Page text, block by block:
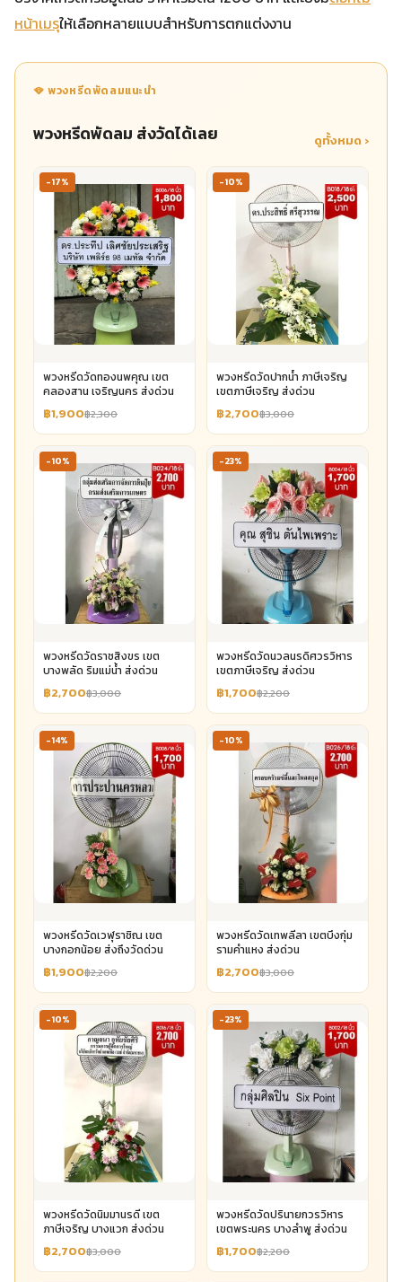
หน้าเมรุให้เลือกหลายแบบสำหรับการตกแต่งงาน
🪭 พวงหรีดพัดลมแนะนำ
พวงหรีดพัดลม ส่งวัดได้เลย ดูทั้งหมด ›
-17%
พวงหรีดวัดทองนพคุณ เขต
คลองสาน เจริญนคร ส่งด่วน
฿1,900฿2,300
-10%
พวงหรีดวัดปากน้ำ ภาษีเจริญ
เขตภาษีเจริญ ส่งด่วน
฿2,700฿3,000
-10%
พวงหรีดวัดราชสิงขร เขต
บางพลัด ริมแม่น้ำ ส่งด่วน
฿2,700฿3,000
-23%
พวงหรีดวัดนวลนรดิศวรวิหาร
เขตภาษีเจริญ ส่งด่วน
฿1,700฿2,200
-14%
พวงหรีดวัดเวฬุราชิณ เขต
บางกอกน้อย ส่งถึงวัดด่วน
฿1,900฿2,200
-10%
พวงหรีดวัดเทพลีลา เขตบึงกุ่ม
รามคำแหง ส่งด่วน
฿2,700฿3,000
-10%
พวงหรีดวัดนิมมานรดี เขต
ภาษีเจริญ บางแวก ส่งด่วน
฿2,700฿3,000
-23%
พวงหรีดวัดปรินายกวรวิหาร
เขตพระนคร บางลำพู ส่งด่วน
฿1,700฿2,200